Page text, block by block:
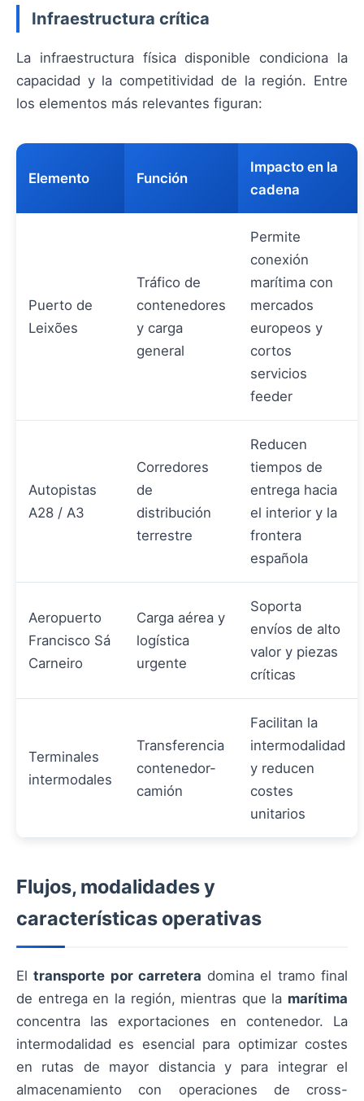
Infraestructura crítica
La infraestructura física disponible condiciona la
capacidad y la competitividad de la región. Entre
los elementos más relevantes figuran:
Elemento Función
Impacto en la
cadena
Puerto de
Leixões
Tráfico de
contenedores
y carga
general
Permite
conexión
marítima con
mercados
europeos y
cortos
servicios
feeder
Autopistas
A28 / A3
Corredores
de
distribución
terrestre
Reducen
tiempos de
entrega hacia
el interior y la
frontera
española
Aeropuerto
Francisco Sá
Carneiro
Carga aérea y
logística
urgente
Soporta
envíos de alto
valor y piezas
críticas
Terminales
intermodales
Transferencia
contenedor-
camión
Facilitan la
intermodalidad
y reducen
costes
unitarios
Flujos, modalidades y
características operativas
Eltransporte por carretera domina el tramo final
de entrega en la región, mientras que la marítima
concentra las exportaciones en contenedor. La
intermodalidad es esencial para optimizar costes
en rutas de mayor distancia y para integrar el
almacenamiento con operaciones de cross-